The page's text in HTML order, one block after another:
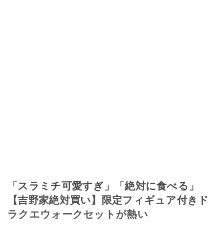
「スラミチ可愛すぎ」「絶対に食べる」
【吉野家絶対買い】限定フィギュア付きド
ラクエウォークセットが熱い